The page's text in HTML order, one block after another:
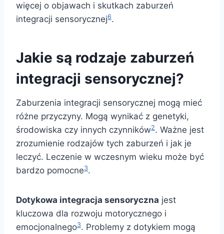
więcej o objawach i skutkach zaburzeń
integracji sensorycznej6.
Jakie są rodzaje zaburzeń
integracji sensorycznej?
Zaburzenia integracji sensorycznej mogą mieć
różne przyczyny. Mogą wynikać z genetyki,
środowiska czy innych czynników2. Ważne jest
zrozumienie rodzajów tych zaburzeń i jak je
leczyć. Leczenie w wczesnym wieku może być
bardzo pomocne3.
Dotykowa integracja sensoryczna jest
kluczowa dla rozwoju motorycznego i
emocjonalnego3. Problemy z dotykiem mogą